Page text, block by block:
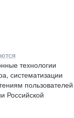
технологии
систематизации
пользователей
Российской